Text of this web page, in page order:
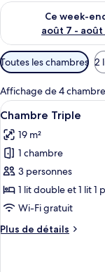
Ce week-
août 7 - août
Vérifier la
Filtres
disponibles
pour
les
chambres
Toutes les chambres 2
Affichage de 4
Afficher
toutes
les
photos
pour
ce
type
chambre :
4
Chambre Triple
19 m²
1 chambre
3 personnes
1 lit double et 1 lit 1
Wi-Fi gratuit
Plus de détails
Plus